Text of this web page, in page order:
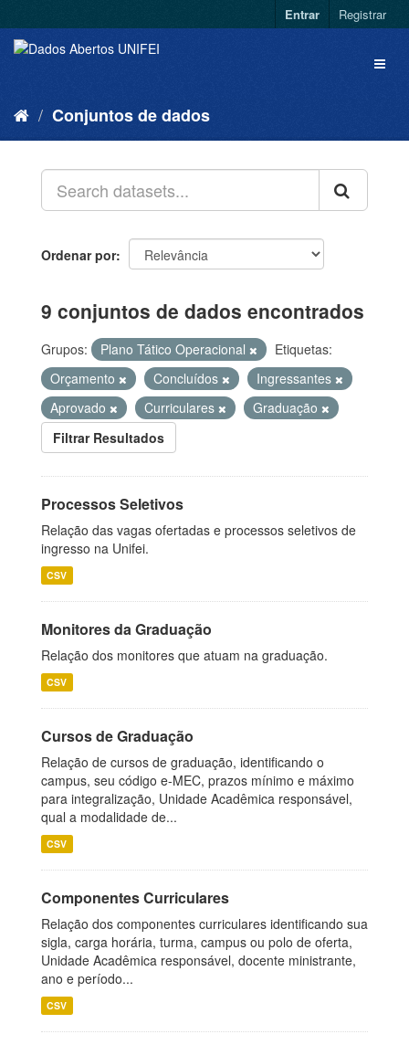
Entrar Registrar
Conjuntos de dados
Ordenar por
9 conjuntos de dados encontrados
Grupos: Plano Tático Operacional
Etiquetas:
Orçamento
Concluídos
Ingressantes
Aprovado
Curriculares
Graduação
Filtrar Resultados
Processos Seletivos
Relação das vagas ofertadas e processos seletivos de
ingresso na Unifei.
CSV
Monitores da Graduação
Relação dos monitores que atuam na graduação.
CSV
Cursos de Graduação
Relação de cursos de graduação, identificando o
campus, seu código e-MEC, prazos mínimo e máximo
para integralização, Unidade Acadêmica responsável,
qual a modalidade de...
CSV
Componentes Curriculares
Relação dos componentes curriculares identificando sua
sigla, carga horária, turma, campus ou polo de oferta,
Unidade Acadêmica responsável, docente ministrante,
ano e período...
CSV